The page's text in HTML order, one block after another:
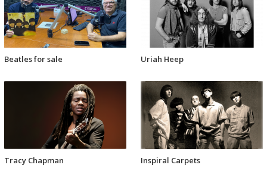
Beatles for sale Uriah Heep
Tracy Chapman Inspiral Carpets